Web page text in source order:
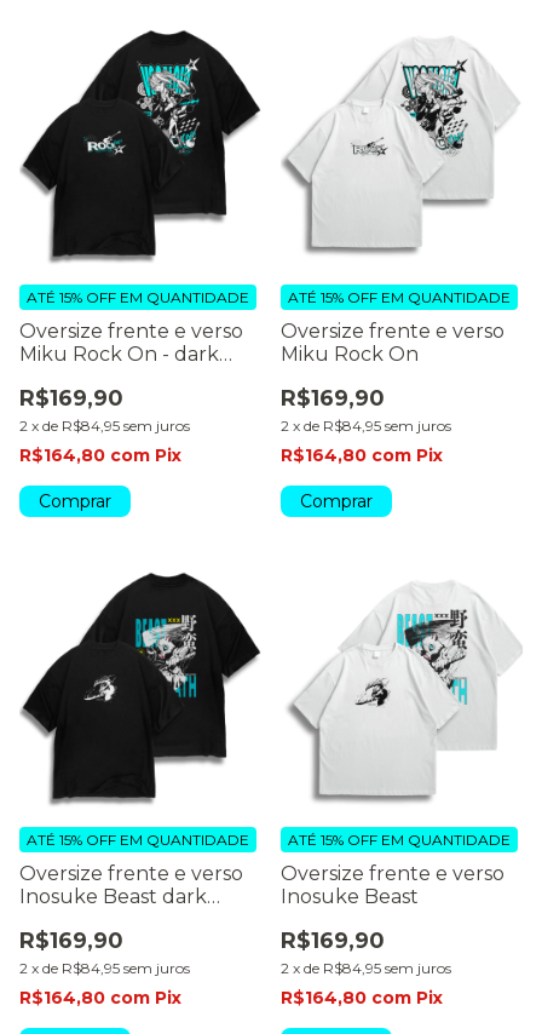
Oversize frente e verso
Miku Rock On - dark
R$169,90
2 x de R$84,95 sem juros
ATÉ 15% OFF EM QUANTIDADE
R$164,80 com Pix
Comprar
Oversize frente e verso
Miku Rock On
R$169,90
2 x de R$84,95 sem juros
ATÉ 15% OFF EM QUANTIDADE
R$164,80 com Pix
Comprar
Oversize frente e verso
Inosuke Beast dark
R$169,90
2 x de R$84,95 sem juros
ATÉ 15% OFF EM QUANTIDADE
R$164,80 com Pix
Oversize frente e verso
Inosuke Beast
R$169,90
2 x de R$84,95 sem juros
ATÉ 15% OFF EM QUANTIDADE
R$164,80 com Pix